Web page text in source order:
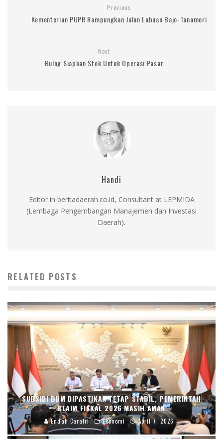
Previous
Kementerian PUPR Rampungkan Jalan Labuan Bajo-Tanamori
Next
Bulog Siapkan Stok Untuk Operasi Pasar
Handi
Editor in beritadaerah.co.id, Consultant at LEPMIDA
(Lembaga Pengembangan Manajemen dan Investasi
Daerah).
RELATED POSTS
SUBSIDI BBM DIPASTIKAN TETAP STABIL, PEMERINTAH
KLAIM FISKAL 2026 MASIH AMAN
Endah Caratri Ekonomi April 7, 2026